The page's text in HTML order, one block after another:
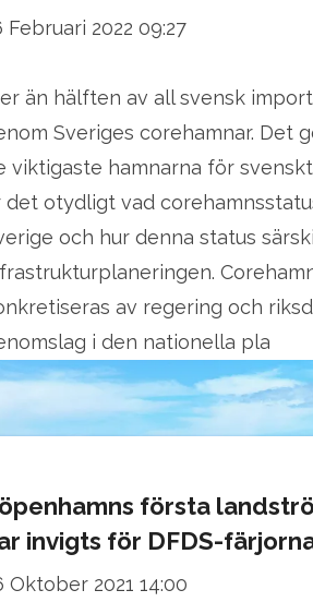
Februari 2022 09:27
än hälften av all svensk
Sveriges corehamnar. Det
viktigaste hamnarna för
det otydligt vad
och hur denna status
av regering och
i den nationella pla
första
invigts för DFDS-
Oktober 2021 14:00